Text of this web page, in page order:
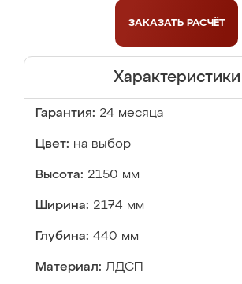
ЗАКАЗАТЬ РАСЧЁТ
Характеристики
Гарантия: 24 месяца
Цвет: на выбор
Высота: 2150 мм
Ширина: 2174 мм
Глубина: 440 мм
Материал: ЛДСП